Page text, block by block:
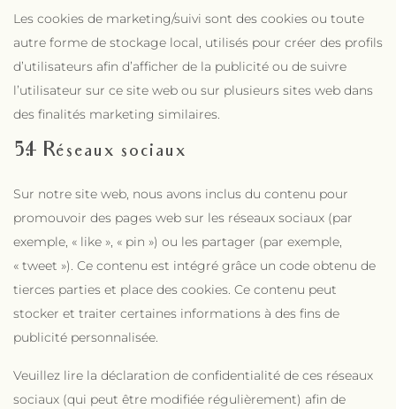
Les cookies de marketing/suivi sont des cookies ou toute
autre forme de stockage local, utilisés pour créer des profils
d’utilisateurs afin d’afficher de la publicité ou de suivre
l’utilisateur sur ce site web ou sur plusieurs sites web dans
des finalités marketing similaires.
5.4 Réseaux sociaux
Sur notre site web, nous avons inclus du contenu pour
promouvoir des pages web sur les réseaux sociaux (par
exemple, « like », « pin ») ou les partager (par exemple,
« tweet »). Ce contenu est intégré grâce un code obtenu de
tierces parties et place des cookies. Ce contenu peut
stocker et traiter certaines informations à des fins de
publicité personnalisée.
Veuillez lire la déclaration de confidentialité de ces réseaux
sociaux (qui peut être modifiée régulièrement) afin de